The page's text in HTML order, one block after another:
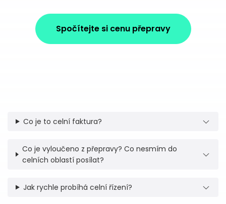
Spočítejte si cenu přepravy
Co je to celní faktura?
Co je vyloučeno z přepravy? Co nesmím do
celních oblastí posílat?
Jak rychle probíhá celní řízení?